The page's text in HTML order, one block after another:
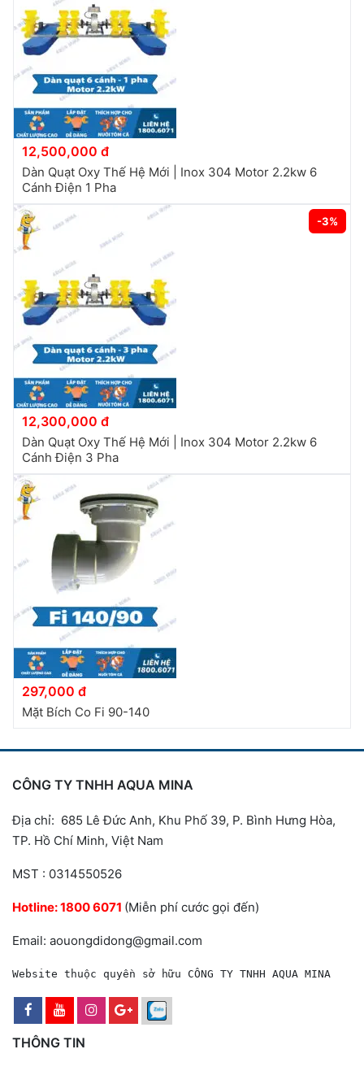
12,500,000 đ
Dàn Quạt Oxy Thế Hệ Mới | Inox 304 Motor 2.2kw 6
Cánh Điện 1 Pha
-3%
12,300,000 đ
Dàn Quạt Oxy Thế Hệ Mới | Inox 304 Motor 2.2kw 6
Cánh Điện 3 Pha
297,000 đ
Mặt Bích Co Fi 90-140
CÔNG TY TNHH AQUA MINA
Địa chỉ: 685 Lê Đức Anh, Khu Phố 39, P. Bình Hưng Hòa,
TP. Hồ Chí Minh, Việt Nam
MST : 0314550526
Hotline:1800 6071 (Miễn phí cước gọi đến)
Email: aouongdidong@gmail.com
Website thuộc quyền sở hữu CÔNG TY TNHH AQUA MINA
THÔNG TIN